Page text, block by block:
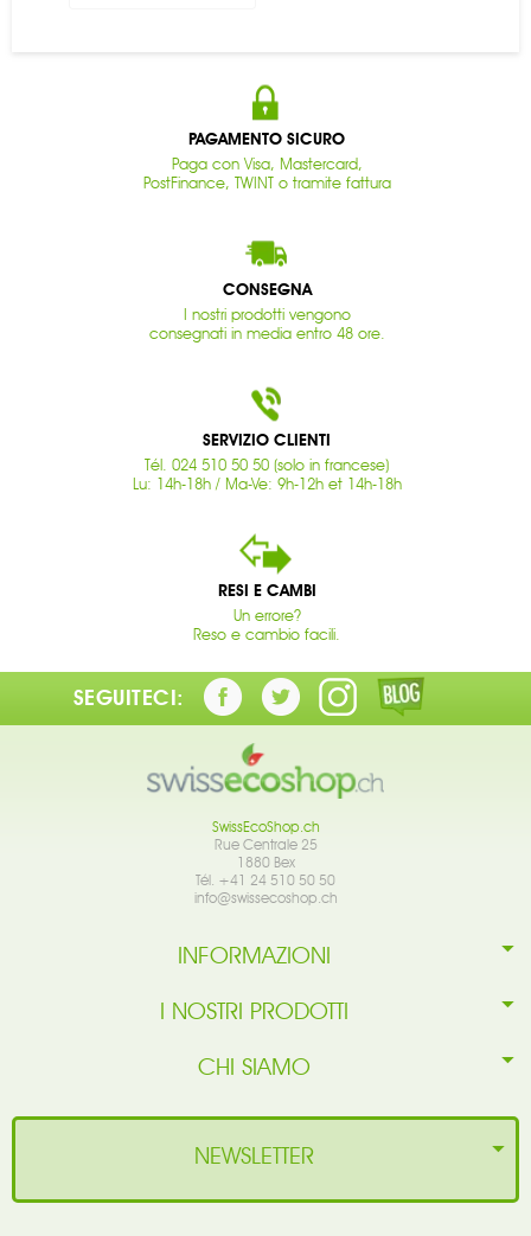
PAGAMENTO SICURO
Paga con Visa, Mastercard,
PostFinance, TWINT o tramite fattura
CONSEGNA
I nostri prodotti vengono
consegnati in media entro 48 ore.
SERVIZIO CLIENTI
Tél. 024 510 50 50 (solo in francese)
Lu: 14h-18h / Ma-Ve: 9h-12h et 14h-18h
RESI E CAMBI
Un errore?
Reso e cambio facili.
SEGUITECI:
SwissEcoShop.ch
Rue Centrale 25
1880 Bex
Tél. +41 24 510 50 50
info@swissecoshop.ch
INFORMAZIONI
I NOSTRI PRODOTTI
CHI SIAMO
NEWSLETTER